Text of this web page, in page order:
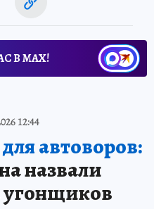
В МАХ!
12:44
автоворов:
назвали